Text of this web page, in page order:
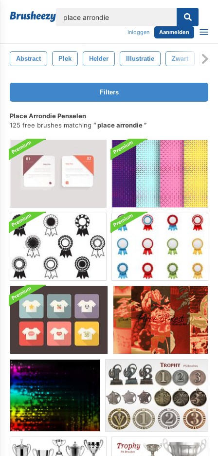
Inloggen Aanmelden
Abstract Plek Helder Illustratie Zwart
Filters
Place Arrondie Penselen
125 free brushes matching
place arrondie